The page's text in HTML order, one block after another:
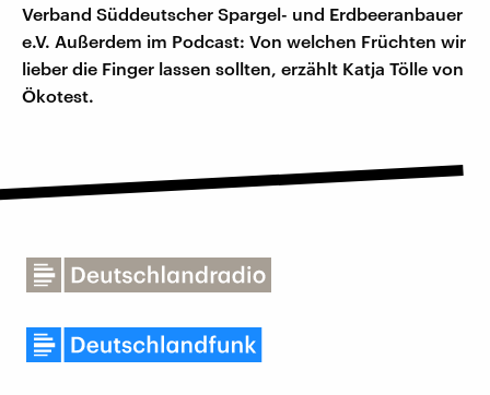
Verband Süddeutscher Spargel- und Erdbeeranbauer
e.V. Außerdem im Podcast: Von welchen Früchten wir
lieber die Finger lassen sollten, erzählt Katja Tölle von
Ökotest.